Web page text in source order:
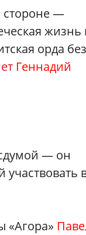
стороне —
жизнь
орда без
Геннадий
— он
участвовать
«Агора»